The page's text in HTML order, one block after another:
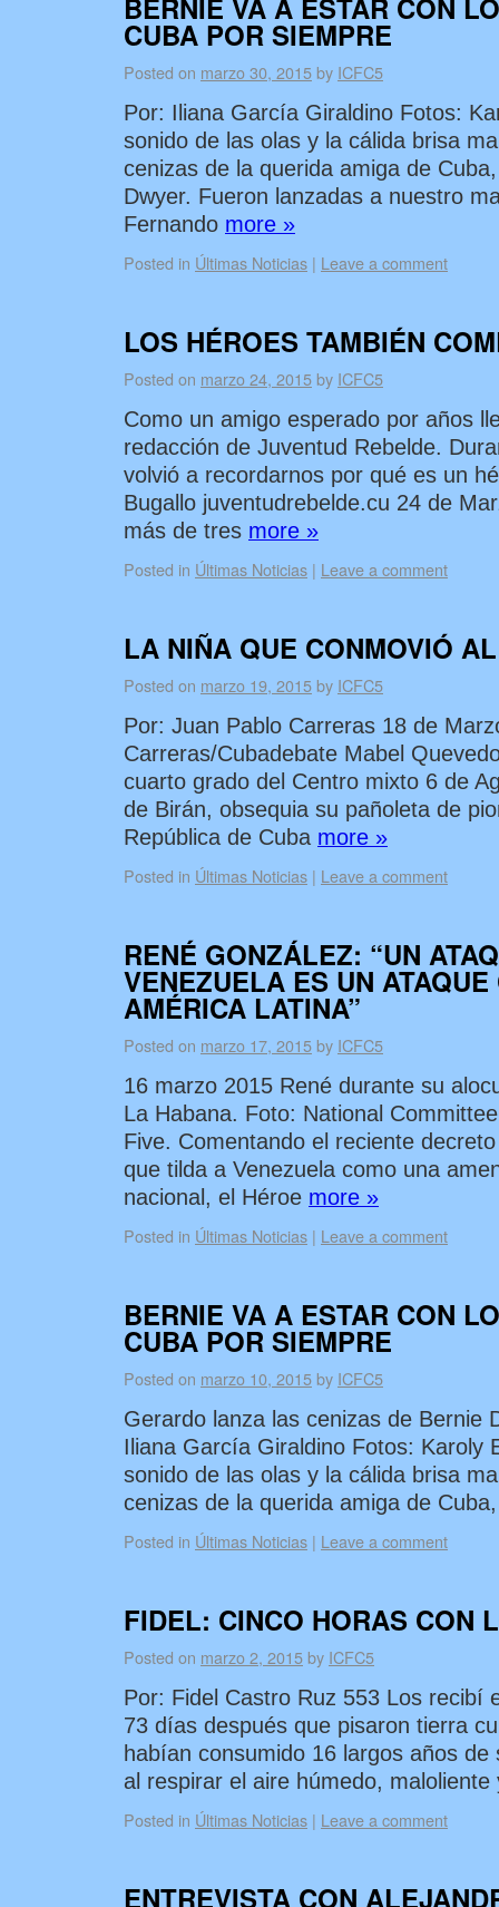
BERNIE VA A ESTAR CON
CUBA POR SIEMPRE
Posted on marzo 30, 2015by ICFC5
Por: Iliana García Giraldino Fotos:
sonido de las olas y la cálida brisa
cenizas de la querida amiga de
Dwyer. Fueron lanzadas a nuestro
Fernando more »
Posted in Últimas Noticias | Leave a comment
LOS HÉROES TAMBIÉN
Posted on marzo 24, 2015by ICFC5
Como un amigo esperado por años
redacción de Juventud Rebelde.
volvió a recordarnos por qué es un
Bugallo juventudrebelde.cu 24 de
más de tres more »
Posted in Últimas Noticias | Leave a comment
LA NIÑA QUE CONMOVIÓ
Posted on marzo 19, 2015by ICFC5
Por: Juan Pablo Carreras 18 de
Carreras/Cubadebate Mabel
cuarto grado del Centro mixto 6 de
de Birán, obsequia su pañoleta de
República de Cuba more »
Posted in Últimas Noticias | Leave a comment
RENÉ GONZÁLEZ: “UN
VENEZUELA ES UN
AMÉRICA LATINA”
Posted on marzo 17, 2015by ICFC5
16 marzo 2015 René durante su
La Habana. Foto: National
Five. Comentando el reciente
que tilda a Venezuela como una
nacional, el Héroe more »
Posted in Últimas Noticias | Leave a comment
BERNIE VA A ESTAR CON
CUBA POR SIEMPRE
Posted on marzo 10, 2015by ICFC5
Gerardo lanza las cenizas de
Iliana García Giraldino Fotos: Karoly
sonido de las olas y la cálida brisa
cenizas de la querida amiga de
Posted in Últimas Noticias | Leave a comment
FIDEL: CINCO HORAS CON
Posted on marzo 2, 2015by ICFC5
Por: Fidel Castro Ruz 553 Los recibí
73 días después que pisaron tierra
habían consumido 16 largos años
al respirar el aire húmedo,
Posted in Últimas Noticias | Leave a comment
ENTREVISTA CON